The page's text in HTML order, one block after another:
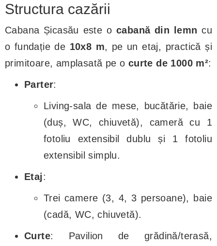
Structura cazării
Cabana Șicasău este o cabană din lemn cu
o fundație de 10x8 m, pe un etaj, practică și
primitoare, amplasată pe o curte de 1000 m²:
Parter:
Living-sala de mese, bucătărie, baie
(duș, WC, chiuvetă), cameră cu 1
fotoliu extensibil dublu și 1 fotoliu
extensibil simplu.
Etaj:
Trei camere (3, 4, 3 persoane), baie
(cadă, WC, chiuvetă).
Curte: Pavilion de grădină/terasă,